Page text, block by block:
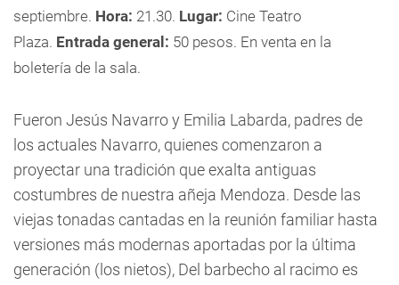
septiembre. Hora: 21.30. Lugar: Cine Teatro
Plaza. Entrada general: 50 pesos. En venta en la
boletería de la sala.
Fueron Jesús Navarro y Emilia Labarda, padres de
los actuales Navarro, quienes comenzaron a
proyectar una tradición que exalta antiguas
costumbres de nuestra añeja Mendoza. Desde las
viejas tonadas cantadas en la reunión familiar hasta
versiones más modernas aportadas por la última
generación (los nietos), Del barbecho al racimo es